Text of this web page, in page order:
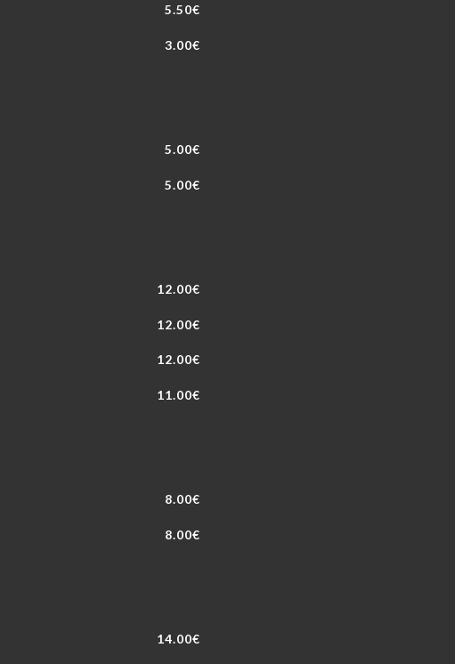
5.50€
3.00€
5.00€
5.00€
12.00€
12.00€
12.00€
11.00€
8.00€
8.00€
14.00€